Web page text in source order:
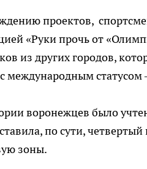
проектов,
«Руки прочь от
из других городов,
международным
воронежцев было
по сути,
зоны.